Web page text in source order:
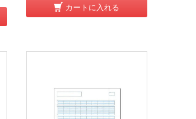
カートに入れる